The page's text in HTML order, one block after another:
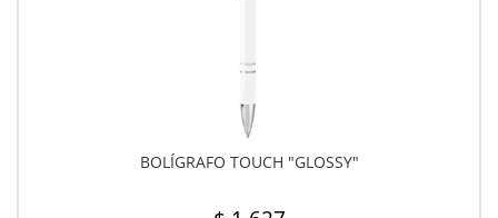
BOLÍGRAFO TOUCH "GLOSSY"